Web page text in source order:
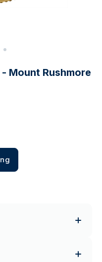
Mount Rushmore